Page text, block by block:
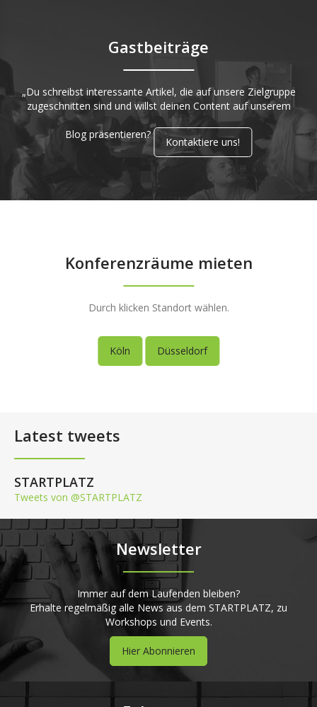
Gastbeiträge
„Du schreibst interessante Artikel, die auf unsere Zielgruppe
zugeschnitten sind und willst deinen Content auf unserem
Blog präsentieren?
Kontaktiere uns!
Konferenzräume mieten
Durch klicken Standort wählen.
Köln Düsseldorf
Latest tweets
STARTPLATZ
Tweets von @STARTPLATZ
Newsletter
Immer auf dem Laufenden bleiben?
Erhalte regelmäßig alle News aus dem STARTPLATZ, zu
Workshops und Events.
Hier Abonnieren